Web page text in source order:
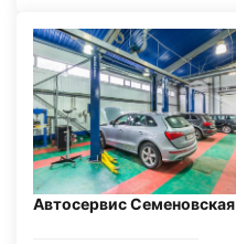
Автосервис Семеновская